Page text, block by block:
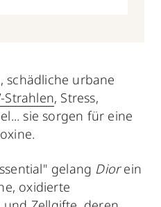
schädliche urbane
Strahlen, Stress,
sie sorgen für eine
gelang Diorein
oxidierte